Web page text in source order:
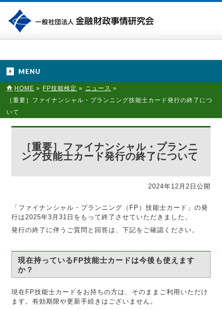
MENU
HOME » FP技能検定 » ニュース »
［重要］ファイナンシャル・プランニング技能士カード発行の終了につ
いて
［重要］ファイナンシャル・プランニ
ング技能士カード発行の終了について
2024年12月2日公開
「ファイナンシャル・プランニング（FP）技能士カード」の発
行は2025年3月31日をもって終了させていただきました。
発行の終了に伴うご質問と回答は、下記をご確認ください。
現在持っているFP技能士カードは今後も使えます
か？
現在FP技能士カードをお持ちの方は、そのままご利用いただけ
ます。有効期限や更新手続きはございません。